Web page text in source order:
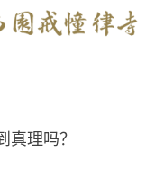
真理吗？